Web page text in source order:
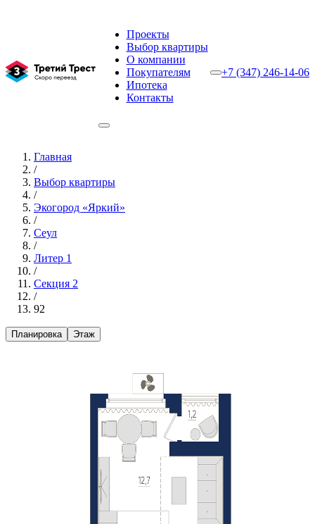
Проекты
Выбор квартиры
О компании
Покупателям
Ипотека
Контакты
+7 (347) 246-14-06
Главная
/
Выбор квартиры
/
Экогород «Яркий»
/
Сеул
/
Литер 1
/
Секция 2
/
92
Планировка Этаж